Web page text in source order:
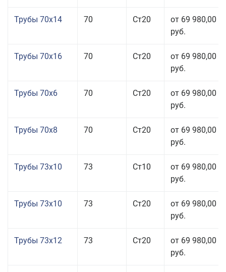
Трубы 70x14 70 Ст20
от 69 980,00
руб.
Трубы 70x16 70 Ст20
от 69 980,00
руб.
Трубы 70x6 70 Ст20
от 69 980,00
руб.
Трубы 70x8 70 Ст20
от 69 980,00
руб.
Трубы 73x10 73 Ст10
от 69 980,00
руб.
Трубы 73x10 73 Ст20
от 69 980,00
руб.
Трубы 73x12 73 Ст20
от 69 980,00
руб.